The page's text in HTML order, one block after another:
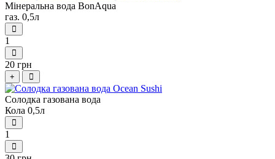
Мінеральна вода BonAqua
газ. 0,5л
1
20 грн
+
Солодка газована вода
Кола 0,5л
1